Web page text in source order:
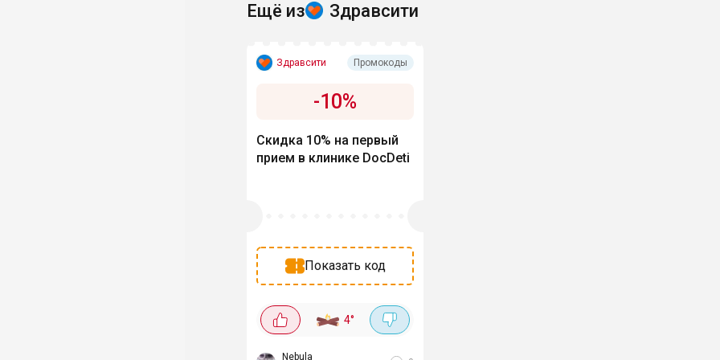
Ещё из Здравсити
Здравсити Промокоды
-10%
Скидка 10% на первый
прием в клинике DocDeti
Показать код
4°
Nebula